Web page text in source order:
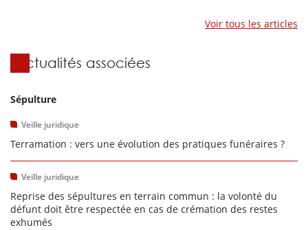
Voir tous les articles
Actualités associées
Sépulture
Veille juridique
Terramation : vers une évolution des pratiques funéraires ?
Veille juridique
Reprise des sépultures en terrain commun : la volonté du
défunt doit être respectée en cas de crémation des restes
exhumés